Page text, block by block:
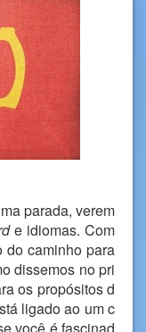
parada, verem
e idiomas. Com
do caminho para
dissemos no pri
os propósitos d
ligado ao um c